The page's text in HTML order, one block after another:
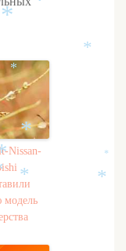
Nissan-
модель
*
*
*
*
*
*
*
*